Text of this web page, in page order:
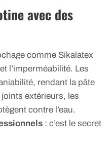
avec des
comme Sikalatex
l’imperméabilité. Les
rendant la pâte
extérieurs, les
contre l’eau.
: c’est le secret